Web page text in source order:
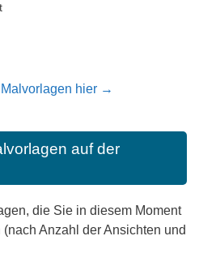
hier →
auf der
die Sie in diesem Moment
Anzahl der Ansichten und